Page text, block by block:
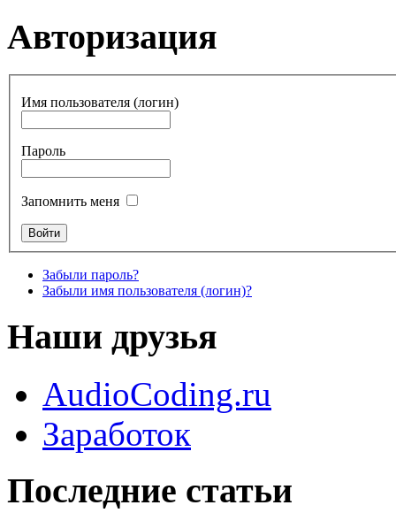
Авторизация
Имя пользователя (логин)
Пароль
Запомнить меня
Забыли пароль?
Забыли имя пользователя (логин)?
Наши друзья
AudioCoding.ru
Заработок
Последние статьи